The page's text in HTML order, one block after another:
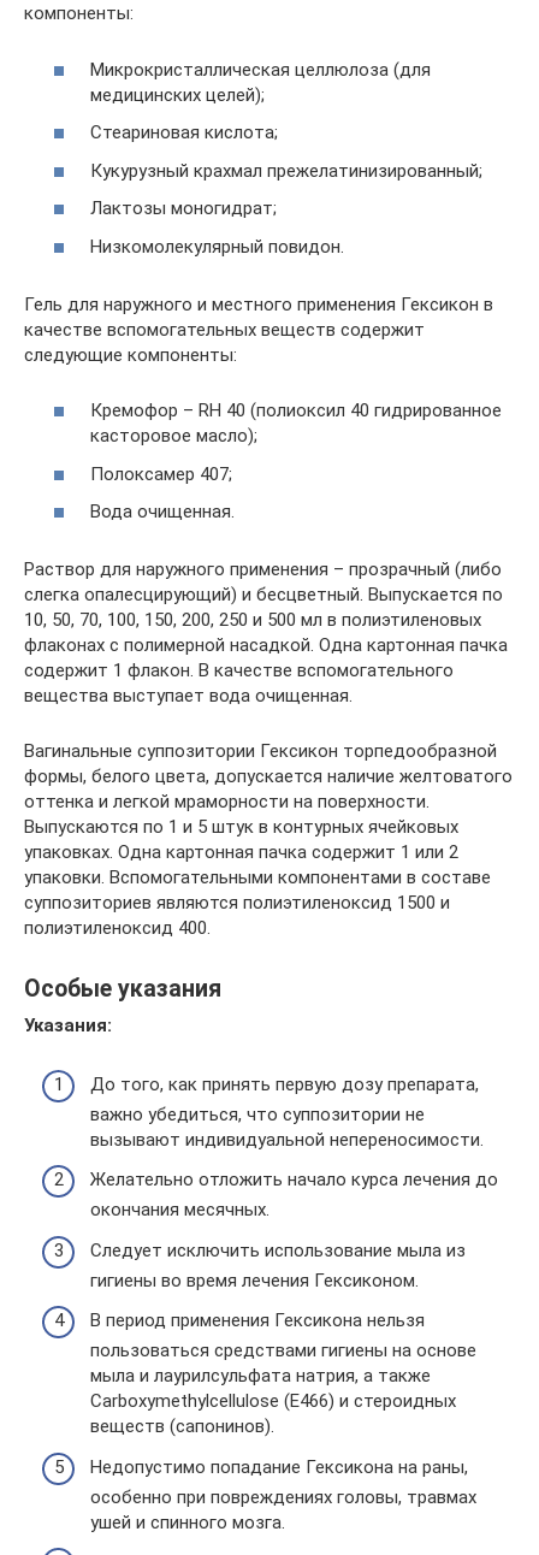
компоненты:
Микрокристаллическая целлюлоза (для
медицинских целей);
Стеариновая кислота;
Кукурузный крахмал прежелатинизированный;
Лактозы моногидрат;
Низкомолекулярный повидон.
Гель для наружного и местного применения Гексикон в
качестве вспомогательных веществ содержит
следующие компоненты:
Кремофор – RH 40 (полиоксил 40 гидрированное
касторовое масло);
Полоксамер 407;
Вода очищенная.
Раствор для наружного применения – прозрачный (либо
слегка опалесцирующий) и бесцветный. Выпускается по
10, 50, 70, 100, 150, 200, 250 и 500 мл в полиэтиленовых
флаконах с полимерной насадкой. Одна картонная пачка
содержит 1 флакон. В качестве вспомогательного
вещества выступает вода очищенная.
Вагинальные суппозитории Гексикон торпедообразной
формы, белого цвета, допускается наличие желтоватого
оттенка и легкой мраморности на поверхности.
Выпускаются по 1 и 5 штук в контурных ячейковых
упаковках. Одна картонная пачка содержит 1 или 2
упаковки. Вспомогательными компонентами в составе
суппозиториев являются полиэтиленоксид 1500 и
полиэтиленоксид 400.
Особые указания
Указания:
До того, как принять первую дозу препарата,
важно убедиться, что суппозитории не
вызывают индивидуальной непереносимости.
Желательно отложить начало курса лечения до
окончания месячных.
Следует исключить использование мыла из
гигиены во время лечения Гексиконом.
В период применения Гексикона нельзя
пользоваться средствами гигиены на основе
мыла и лаурилсульфата натрия, а также
Carboxymethylcellulose (E466) и стероидных
веществ (сапонинов).
Недопустимо попадание Гексикона на раны,
особенно при повреждениях головы, травмах
ушей и спинного мозга.